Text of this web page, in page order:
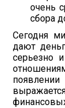
очень
сбора
Сегодня
дают
серьезно